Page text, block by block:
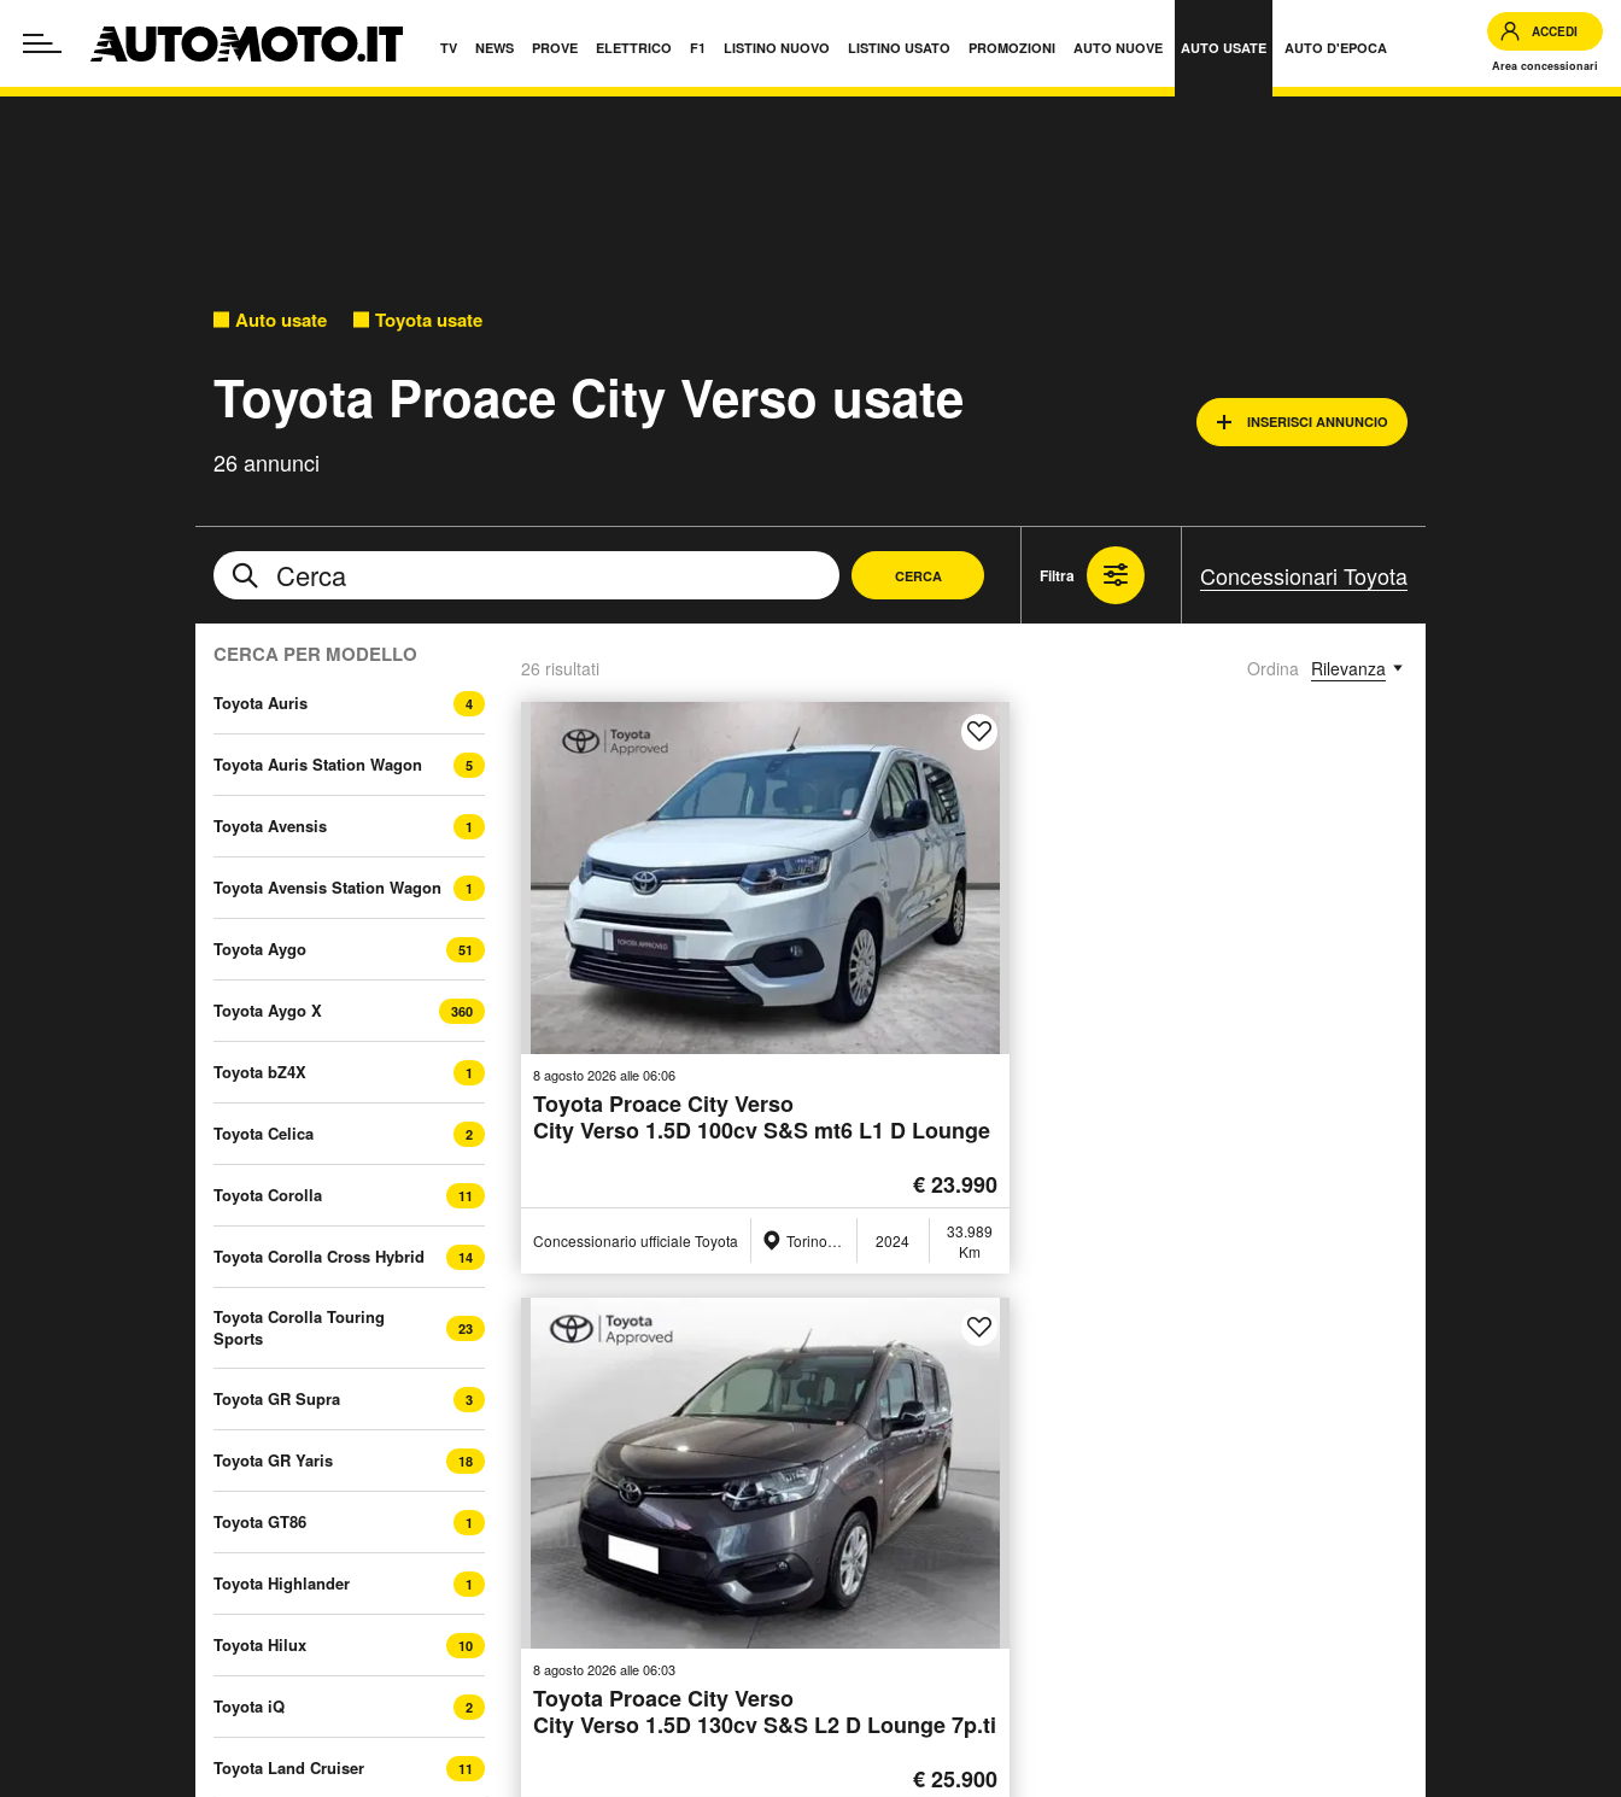
TV NEWS PROVE ELETTRICO F1 LISTINO NUOVO LISTINO USATO PROMOZIONI AUTO NUOVE AUTO USATE AUTO D'EPOCA
ACCEDI
Area concessionari
Auto usate Toyota usate
Toyota Proace City Verso usate
26 annunci
INSERISCI ANNUNCIO
CERCA Filtra Concessionari Toyota
CERCA PER MODELLO
Toyota Auris 4
Toyota Auris Station Wagon 5
Toyota Avensis 1
Toyota Avensis Station Wagon 1
Toyota Aygo 51
Toyota Aygo X 360
Toyota bZ4X 1
Toyota Celica 2
Toyota Corolla 11
Toyota Corolla Cross Hybrid 14
Toyota Corolla Touring
Sports
23
Toyota GR Supra 3
Toyota GR Yaris 18
Toyota GT86 1
Toyota Highlander 1
Toyota Hilux 10
Toyota iQ 2
Toyota Land Cruiser 11
26 risultati Ordina Rilevanza
8 agosto 2026 alle 06:06
Toyota Proace City Verso
City Verso 1.5D 100cv S&S mt6 L1 D Lounge
€ 23.990
Concessionario ufficiale Toyota Torino (TO) 2024
33.989
Km
8 agosto 2026 alle 06:03
Toyota Proace City Verso
City Verso 1.5D 130cv S&S L2 D Lounge 7p.ti
€ 25.900